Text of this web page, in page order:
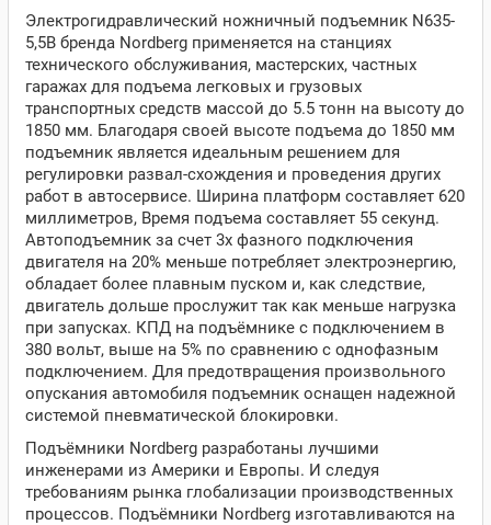
Электрогидравлический ножничный подъемник N635-
5,5B бренда Nordberg применяется на станциях
технического обслуживания, мастерских, частных
гаражах для подъема легковых и грузовых
транспортных средств массой до 5.5 тонн на высоту до
1850 мм. Благодаря своей высоте подъема до 1850 мм
подъемник является идеальным решением для
регулировки развал-схождения и проведения других
работ в автосервисе. Ширина платформ составляет 620
миллиметров, Время подъема составляет 55 секунд.
Автоподъемник за счет 3х фазного подключения
двигателя на 20% меньше потребляет электроэнергию,
обладает более плавным пуском и, как следствие,
двигатель дольше прослужит так как меньше нагрузка
при запусках. КПД на подъёмнике с подключением в
380 вольт, выше на 5% по сравнению с однофазным
подключением. Для предотвращения произвольного
опускания автомобиля подъемник оснащен надежной
системой пневматической блокировки.
Подъёмники Nordberg разработаны лучшими
инженерами из Америки и Европы. И следуя
требованиям рынка глобализации производственных
процессов. Подъёмники Nordberg изготавливаются на